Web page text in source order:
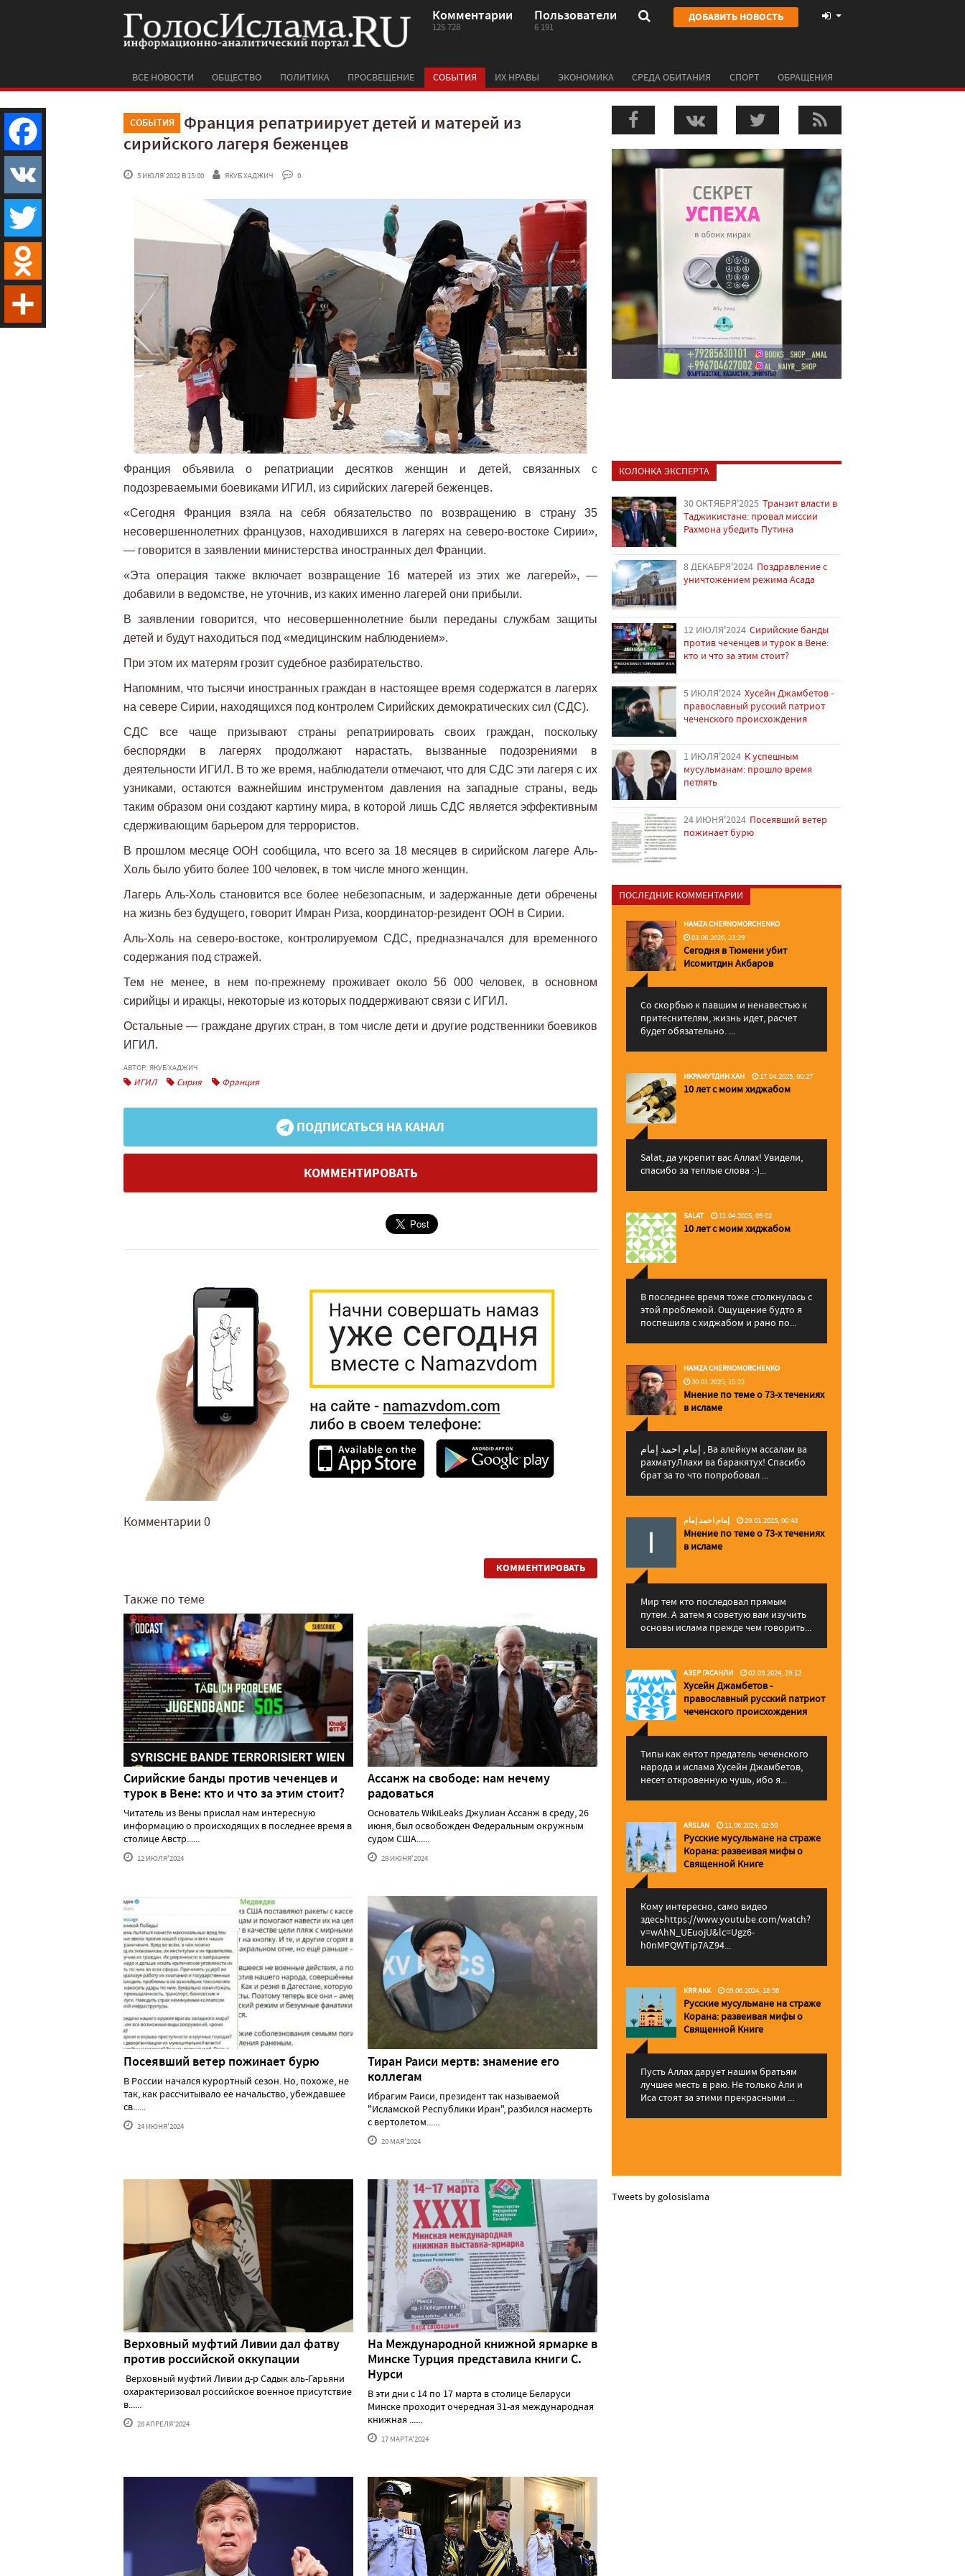
Комментарии
125 728
Пользователи
6 191
ДОБАВИТЬ НОВОСТЬ
ВСЕ НОВОСТИ ОБЩЕСТВО ПОЛИТИКА ПРОСВЕЩЕНИЕ СОБЫТИЯ ИХ НРАВЫ ЭКОНОМИКА СРЕДА ОБИТАНИЯ СПОРТ ОБРАЩЕНИЯ
СОБЫТИЯ
Франция репатриирует детей и матерей из
сирийского лагеря беженцев
5 ИЮЛЯ'2022 В 15:00 ЯКУБ ХАДЖИЧ 0
Франция объявила о репатриации десятков женщин и детей, связанных с
подозреваемыми боевиками ИГИЛ, из сирийских лагерей беженцев.
«Сегодня Франция взяла на себя обязательство по возвращению в страну 35
несовершеннолетних французов, находившихся в лагерях на северо-востоке Сирии»,
— говорится в заявлении министерства иностранных дел Франции.
«Эта операция также включает возвращение 16 матерей из этих же лагерей», —
добавили в ведомстве, не уточнив, из каких именно лагерей они прибыли.
В заявлении говорится, что несовершеннолетние были переданы службам защиты
детей и будут находиться под «медицинским наблюдением».
При этом их матерям грозит судебное разбирательство.
Напомним, что тысячи иностранных граждан в настоящее время содержатся в лагерях
на севере Сирии, находящихся под контролем Сирийских демократических сил (СДС).
СДС все чаще призывают страны репатриировать своих граждан, поскольку
беспорядки в лагерях продолжают нарастать, вызванные подозрениями в
деятельности ИГИЛ. В то же время, наблюдатели отмечают, что для СДС эти лагеря с их
узниками, остаются важнейшим инструментом давления на западные страны, ведь
таким образом они создают картину мира, в которой лишь СДС является эффективным
сдерживающим барьером для террористов.
В прошлом месяце ООН сообщила, что всего за 18 месяцев в сирийском лагере Аль-
Холь было убито более 100 человек, в том числе много женщин.
Лагерь Аль-Холь становится все более небезопасным, и задержанные дети обречены
на жизнь без будущего, говорит Имран Риза, координатор-резидент ООН в Сирии.
Аль-Холь на северо-востоке, контролируемом СДС, предназначался для временного
содержания под стражей.
Тем не менее, в нем по-прежнему проживает около 56 000 человек, в основном
сирийцы и иракцы, некоторые из которых поддерживают связи с ИГИЛ.
Остальные — граждане других стран, в том числе дети и другие родственники боевиков
ИГИЛ.
АВТОР: ЯКУБ ХАДЖИЧ
ИГИЛ Сирия Франция
ПОДПИСАТЬСЯ НА КАНАЛ
КОММЕНТИРОВАТЬ
Комментарии 0
КОММЕНТИРОВАТЬ
Также по теме
Сирийские банды против чеченцев и
турок в Вене: кто и что за этим стоит?
Читатель из Вены прислал нам интересную
информацию о происходящих в последнее время в
столице Австр......
12 ИЮЛЯ'2024
Ассанж на свободе: нам нечему
радоваться
Основатель WikiLeaks Джулиан Ассанж в среду, 26
июня, был освобожден Федеральным окружным
судом США......
28 ИЮНЯ'2024
Посеявший ветер пожинает бурю
В России начался курортный сезон. Но, похоже, не
так, как рассчитывало ее начальство, убеждавшее
св......
24 ИЮНЯ'2024
Тиран Раиси мертв: знамение его
коллегам
Ибрагим Раиси, президент так называемой
"Исламской Республики Иран", разбился насмерть
с вертолетом......
20 МАЯ'2024
Верховный муфтий Ливии дал фатву
против российской оккупации
Верховный муфтий Ливии д-р Садык аль-Гарьяни
охарактеризовал российское военное присутствие
в......
28 АПРЕЛЯ'2024
На Международной книжной ярмарке в
Минске Турция представила книги С.
Нурси
В эти дни с 14 по 17 марта в столице Беларуси
Минске проходит очередная 31-ая международная
книжная ......
17 МАРТА'2024
КОЛОНКА ЭКСПЕРТА
30 ОКТЯБРЯ'2025 Транзит власти в
Таджикистане: провал миссии
Рахмона убедить Путина
8 ДЕКАБРЯ'2024 Поздравление с
уничтожением режима Асада
12 ИЮЛЯ'2024 Сирийские банды
против чеченцев и турок в Вене:
кто и что за этим стоит?
5 ИЮЛЯ'2024 Хусейн Джамбетов -
православный русский патриот
чеченского происхождения
1 ИЮЛЯ'2024 К успешным
мусульманам: прошло время
петлять
24 ИЮНЯ'2024 Посеявший ветер
пожинает бурю
ПОСЛЕДНИЕ КОММЕНТАРИИ
HAMZA CHERNOMORCHENKO
03.06.2026, 23:29
Сегодня в Тюмени убит
Исомитдин Акбаров
Со скорбью к павшим и ненавестью к
притеснителям, жизнь идет, расчет
будет обязательно. ...
ИКРАМУТДИН ХАН 17.04.2025, 00:27
10 лет с моим хиджабом
Salat, да укрепит вас Аллаx! Увидели,
спасибо за теплые слова :-)...
SALAT 11.04.2025, 09:02
10 лет с моим хиджабом
В последнее время тоже столкнулась с
этой проблемой. Ощущение будто я
поспешила с хиджабом и рано по...
HAMZA CHERNOMORCHENKO
30.01.2025, 15:22
Мнение по теме о 73-х течениях
в исламе
إمام احمد إمام , Ва алейкум ассалам ва
рахматуЛлахи ва баракятух! Спасибо
брат за то что попробовал ...
إمام احمد إمام 29.01.2025, 00:43
Мнение по теме о 73-х течениях
в исламе
Мир тем кто последовал прямым
путем. А затем я советую вам изучить
основы ислама прежде чем говорить...
АЗЕР ГАСАНЛИ 02.09.2024, 19:12
Хусейн Джамбетов -
православный русский патриот
чеченского происхождения
Типы как ентот предатель чеченского
народа и ислама Хусейн Джамбетов,
несет откровенную чушь, ибо я...
ARSLAN 11.06.2024, 02:50
Русские мусульмане на страже
Корана: pазвеивая мифы о
Священной Книге
Кому интересно, само видео
здесьhttps://www.youtube.com/watch?
v=wAhN_UEuojU&lc=Ugz6-
h0nMPQWTip7AZ94...
KRR AKK 09.06.2024, 18:56
Русские мусульмане на страже
Корана: pазвеивая мифы о
Священной Книге
Пусть Аллах дарует нашим братьям
лучшее месть в раю. Не только Али и
Иса стоят за этими прекрасными ...
Tweets by golosislama
Facebook
VK
Twitter
Odnoklassniki